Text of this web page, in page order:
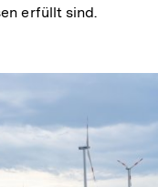
erfüllt sind.